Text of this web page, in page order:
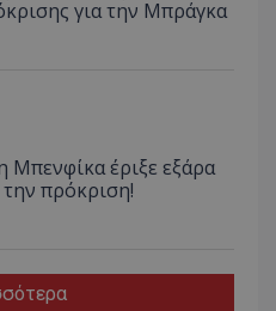
για την Μπράγκα
έριξε εξάρα
πρόκριση!